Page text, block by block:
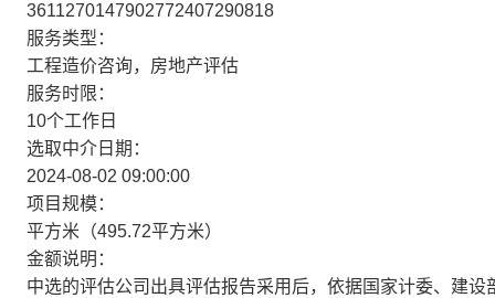
3611270147902772407290818
服务类型：
工程造价咨询，房地产评估
服务时限：
10个工作日
选取中介日期：
2024-08-02 09:00:00
项目规模：
平方米（495.72平方米）
金额说明：
中选的评估公司出具评估报告采用后，依据国家计委、建